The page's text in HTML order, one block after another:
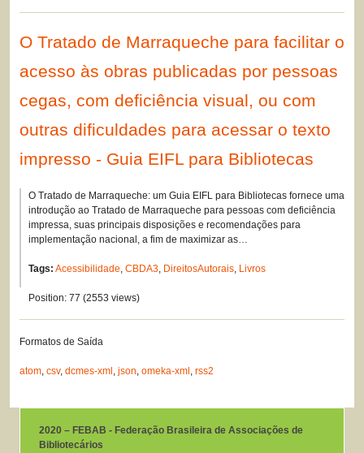
O Tratado de Marraqueche para facilitar o
acesso às obras publicadas por pessoas
cegas, com deficiência visual, ou com
outras dificuldades para acessar o texto
impresso - Guia EIFL para Bibliotecas
O Tratado de Marraqueche: um Guia EIFL para Bibliotecas fornece uma
introdução ao Tratado de Marraqueche para pessoas com deficiência
impressa, suas principais disposições e recomendações para
implementação nacional, a fim de maximizar as…
Tags: Acessibilidade, CBDA3, DireitosAutorais, Livros
Position: 77 (2553 views)
Formatos de Saída
atom, csv, dcmes-xml , json, omeka-xml , rss2
2020 – FEBAB - Federação Brasileira de Associações de
Bibliotecários